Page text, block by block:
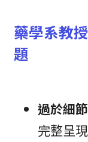
藥學系教
題
過於細
完整呈